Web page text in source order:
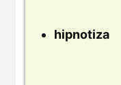
hipnotiza